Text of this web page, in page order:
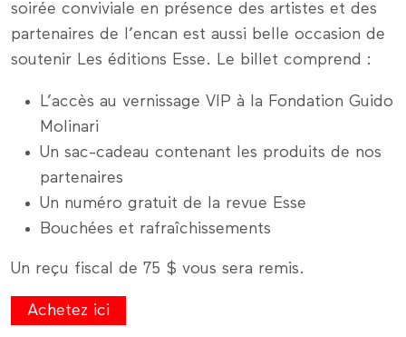
soirée conviviale en présence des artistes et des
partenaires de l’encan est aussi belle occasion de
soutenir Les éditions Esse. Le billet comprend :
L’accès au vernissage VIP à la Fondation Guido
Molinari
Un sac-cadeau contenant les produits de nos
partenaires
Un numéro gratuit de la revue Esse
Bouchées et rafraîchissements
Un reçu fiscal de 75 $ vous sera remis.
Achetez ici